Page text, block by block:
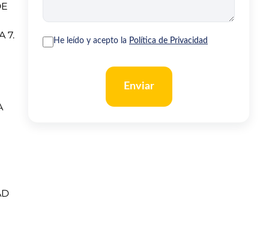
7. He leído y acepto la Política de Privacidad
Enviar